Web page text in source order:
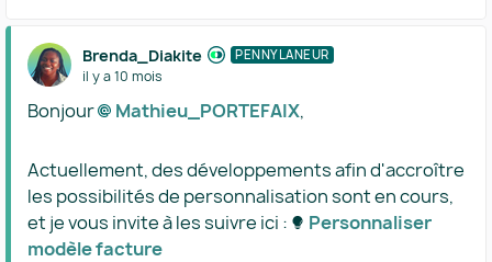
Brenda_Diakite PENNYLANEUR
il y a 10 mois
Bonjour Mathieu_PORTEFAIX​,
Actuellement, des développements afin d'accroître
les possibilités de personnalisation sont en cours,
et je vous invite à les suivre ici :
Personnaliser
modèle facture​